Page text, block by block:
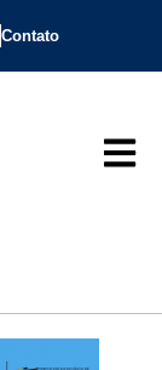
Contato